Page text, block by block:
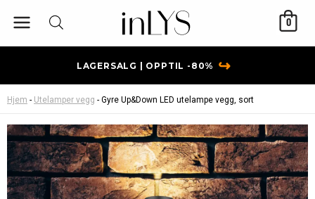
rett
0
LAGERSALG | OPPTIL -80% ↪
Hjem - Utelamper vegg - Gyre Up&Down LED utelampe vegg, sort